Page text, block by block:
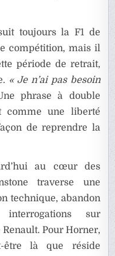
toujours la F1 de
compétition, mais il
période de retrait,
« Je n’ai pas besoin
phrase à double
comme une liberté
de reprendre la
au cœur des
traverse une
technique, abandon
sur
Pour Horner,
être là que réside